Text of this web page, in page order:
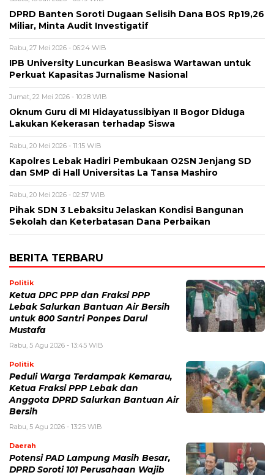
DPRD Banten Soroti Dugaan Selisih Dana BOS Rp19,26
Miliar, Minta Audit Investigatif
Rabu, 27 Mei 2026 - 06:24 WIB
IPB University Luncurkan Beasiswa Wartawan untuk
Perkuat Kapasitas Jurnalisme Nasional
Jumat, 22 Mei 2026 - 10:28 WIB
Oknum Guru di MI Hidayatussibiyan II Bogor Diduga
Lakukan Kekerasan terhadap Siswa
Rabu, 20 Mei 2026 - 11:15 WIB
Kapolres Lebak Hadiri Pembukaan O2SN Jenjang SD
dan SMP di Hall Universitas La Tansa Mashiro
Rabu, 20 Mei 2026 - 02:57 WIB
Pihak SDN 3 Lebaksitu Jelaskan Kondisi Bangunan
Sekolah dan Keterbatasan Dana Perbaikan
BERITA TERBARU
Politik
Ketua DPC PPP dan Fraksi PPP
Lebak Salurkan Bantuan Air Bersih
untuk 800 Santri Ponpes Darul
Mustafa
Rabu, 5 Agu 2026 - 13:45 WIB
Politik
Peduli Warga Terdampak Kemarau,
Ketua Fraksi PPP Lebak dan
Anggota DPRD Salurkan Bantuan Air
Bersih
Rabu, 5 Agu 2026 - 13:25 WIB
Daerah
Potensi PAD Lampung Masih Besar,
DPRD Soroti 101 Perusahaan Wajib